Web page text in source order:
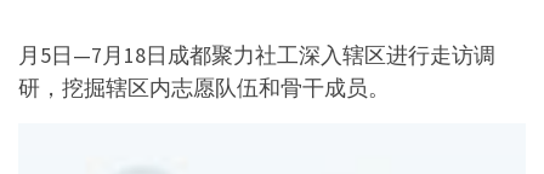
月5日—7月18日成都聚力社工深入辖区进行走访调
研，挖掘辖区内志愿队伍和骨干成员。